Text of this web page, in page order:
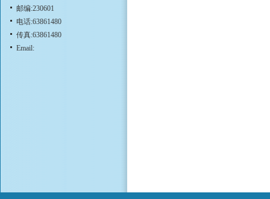
邮编:230601
电话:63861480
传真:63861480
Email: